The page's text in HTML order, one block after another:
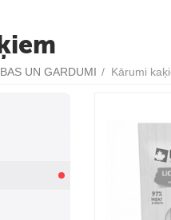
UN GARDUMI / Kārumi